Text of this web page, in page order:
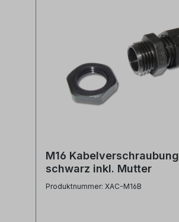
M16 Kabelverschraubung
schwarz inkl. Mutter
Produktnummer: XAC-M16B